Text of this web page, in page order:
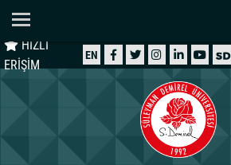
HIZLI
ERİŞİM
EN
ÜNİVERSİTEMİZ
İDARİ